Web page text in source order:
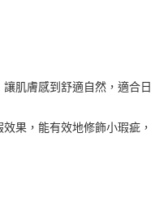
肌膚感到舒適自然，適合日
果，能有效地修飾小瑕疵，